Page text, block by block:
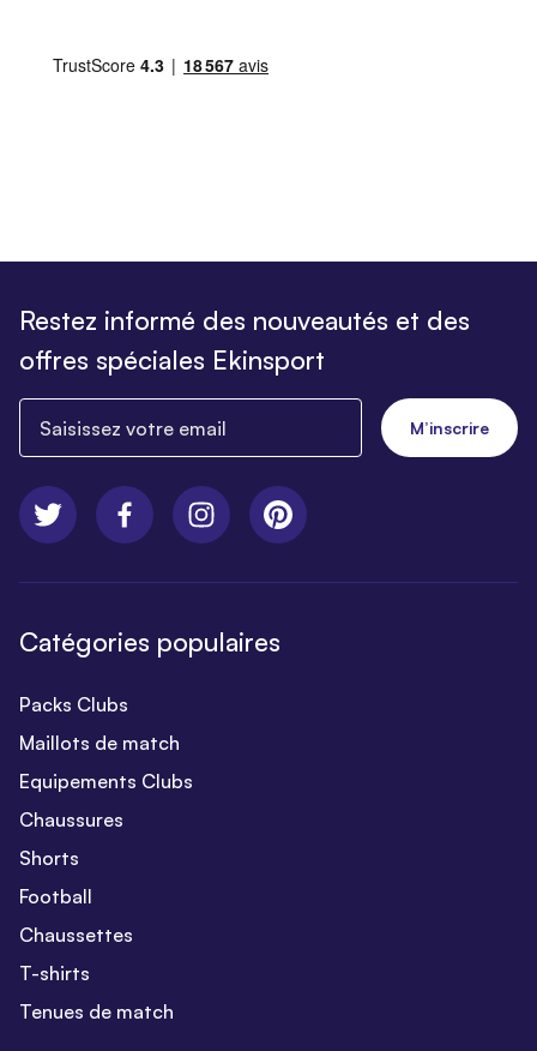
Restez informé des nouveautés et des
offres spéciales Ekinsport
M’inscrire
Catégories populaires
Packs Clubs
Maillots de match
Equipements Clubs
Chaussures
Shorts
Football
Chaussettes
T-shirts
Tenues de match